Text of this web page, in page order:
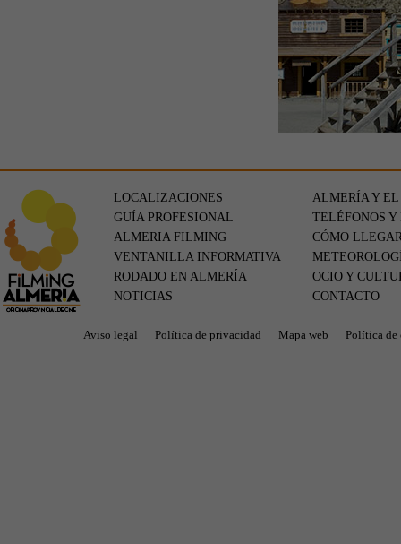
LOCALIZACIONES
GUÍA PROFESIONAL
ALMERIA FILMING
VENTANILLA INFORMATIVA
RODADO EN ALMERÍA
NOTICIAS
ALMERÍA Y EL
TELÉFONOS Y
CÓMO
OCIO Y
CONTACTO
Aviso legal Política de privacidad Mapa web Política de